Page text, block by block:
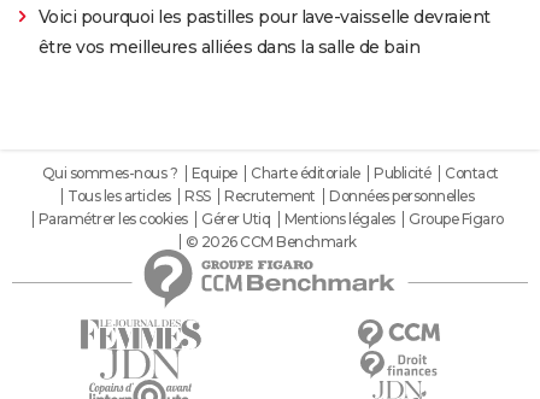
Voici pourquoi les pastilles pour lave-vaisselle devraient
être vos meilleures alliées dans la salle de bain
Qui sommes-nous ? Equipe Charte éditoriale Publicité
Contact
Tous les articles
RSS Recrutement
Données personnelles
Paramétrer les cookies
Gérer Utiq Mentions légales
Groupe Figaro
© 2026 CCM Benchmark